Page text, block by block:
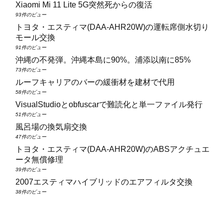
Xiaomi Mi 11 Lite 5G突然死からの復活
93件のビュー
トヨタ・エスティマ(DAA‑AHR20W)の運転席側水切り
モール交換
91件のビュー
沖縄の不発弾。沖縄本島に90%。浦添以南に85%
73件のビュー
ルーフキャリアのバーの緩衝材を建材で代用
58件のビュー
VisualStudioとobfuscarで難読化と単一ファイル発行
51件のビュー
風呂場の換気扇交換
47件のビュー
トヨタ・エスティマ(DAA‑AHR20W)のABSアクチュエ
ータ無償修理
39件のビュー
2007エスティマハイブリッドのエアフィルタ交換
38件のビュー